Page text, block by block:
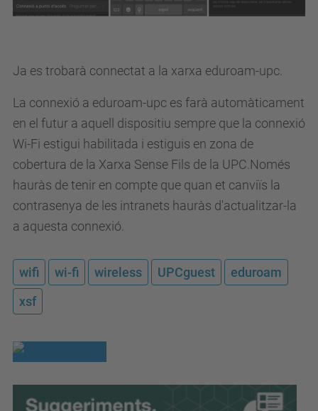
Ja es trobarà connectat a la xarxa eduroam-upc.
La connexió a eduroam-upc es farà automàticament
en el futur a aquell dispositiu sempre que la connexió
Wi-Fi estigui habilitada i estiguis en zona de
cobertura de la Xarxa Sense Fils de la UPC. Només
hauràs de tenir en compte que quan et canviïs la
contrasenya de les intranets hauràs d'actualitzar-la
a aquesta connexió.
wifi wi-fi wireless UPCguest
eduroam
xsf